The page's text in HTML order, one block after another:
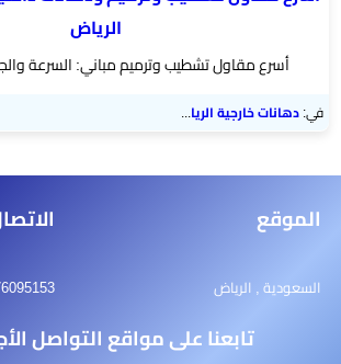
ترميم
الرياض
ديكورات
بورد
ورق
بالجدران
الرياض
أسرع مقاول تشطيب وترميم مباني: السرعة
في:دهانات خارجية الرياض
الموقع
السعودية , الرياض
تابعنا على مواقع التواصل